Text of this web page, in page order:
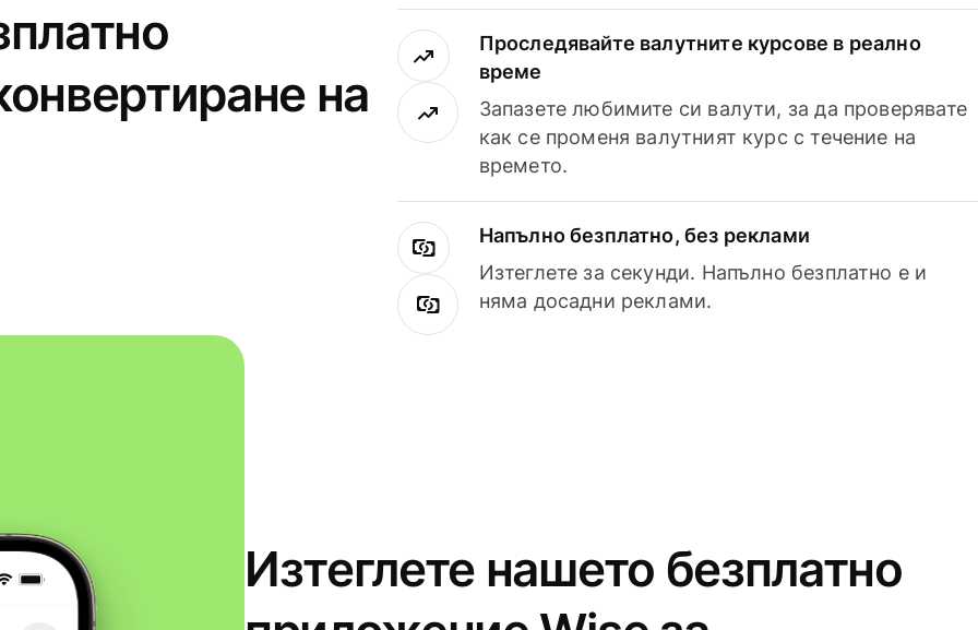
на
Проследявайте валутните курсове в реално
време
Запазете любимите си валути, за да проверявате
как се променя валутният курс с течение на
времето.
Напълно безплатно, без реклами
Изтеглете за секунди. Напълно безплатно е и
няма досадни реклами.
Изтеглете нашето безплатно